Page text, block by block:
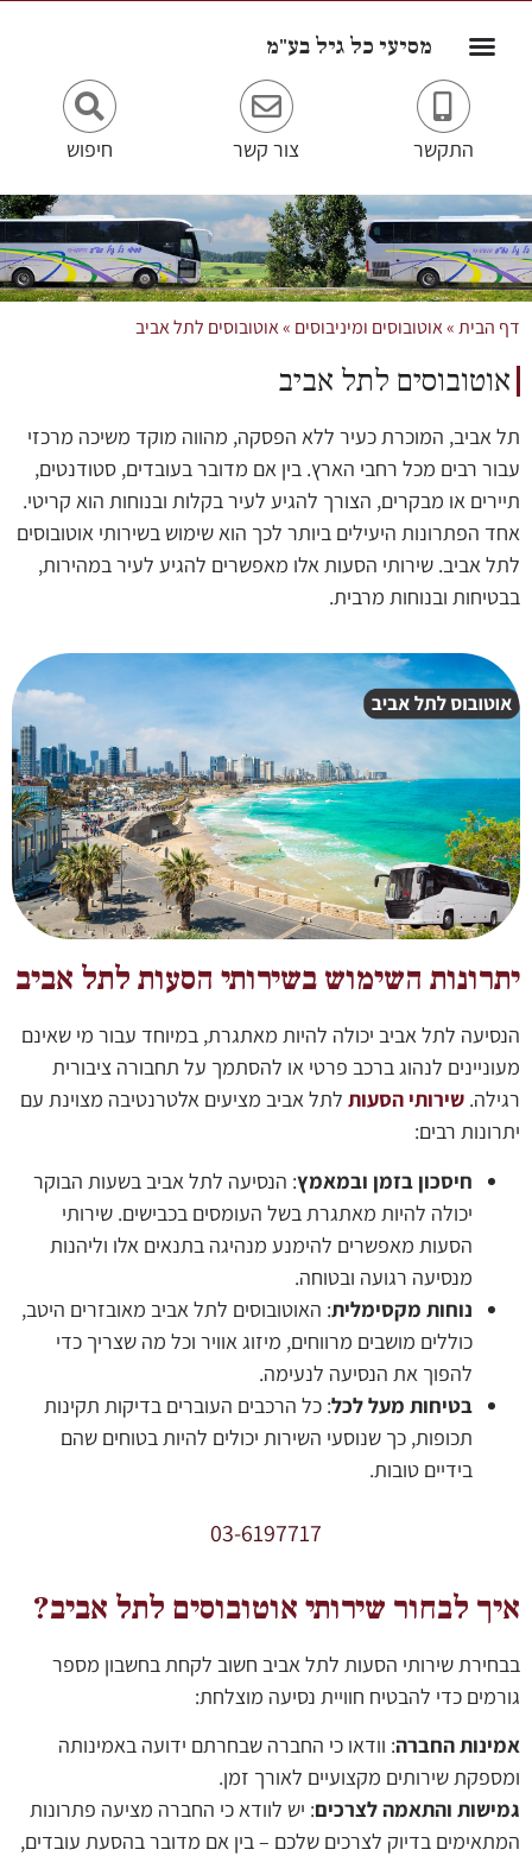
מסיעי כל גיל בע"מ
התקשר צור קשר חיפוש
דף הבית»אוטובוסים ומיניבוסים »אוטובוסים לתל אביב
אוטובוסים לתל אביב
תל אביב, המוכרת כעיר ללא הפסקה, מהווה מוקד משיכה מרכזי
עבור רבים מכל רחבי הארץ. בין אם מדובר בעובדים, סטודנטים,
תיירים או מבקרים, הצורך להגיע לעיר בקלות ובנוחות הוא קריטי.
אחד הפתרונות היעילים ביותר לכך הוא שימוש בשירותי אוטובוסים
לתל אביב. שירותי הסעות אלו מאפשרים להגיע לעיר במהירות,
בבטיחות ובנוחות מרבית.
יתרונות השימוש בשירותי הסעות לתל אביב
הנסיעה לתל אביב יכולה להיות מאתגרת, במיוחד עבור מי שאינם
מעוניינים לנהוג ברכב פרטי או להסתמך על תחבורה ציבורית
רגילה. שירותי הסעות לתל אביב מציעים אלטרנטיבה מצוינת עם
יתרונות רבים:
חיסכון בזמן ובמאמץ: הנסיעה לתל אביב בשעות הבוקר
יכולה להיות מאתגרת בשל העומסים בכבישים. שירותי
הסעות מאפשרים להימנע מנהיגה בתנאים אלו וליהנות
מנסיעה רגועה ובטוחה.
נוחות מקסימלית: האוטובוסים לתל אביב מאובזרים היטב,
כוללים מושבים מרווחים, מיזוג אוויר וכל מה שצריך כדי
להפוך את הנסיעה לנעימה.
בטיחות מעל לכל: כל הרכבים העוברים בדיקות תקינות
תכופות, כך שנוסעי השירות יכולים להיות בטוחים שהם
בידיים טובות.
03-6197717
איך לבחור שירותי אוטובוסים לתל אביב?
בבחירת שירותי הסעות לתל אביב חשוב לקחת בחשבון מספר
גורמים כדי להבטיח חוויית נסיעה מוצלחת:
אמינות החברה: וודאו כי החברה שבחרתם ידועה באמינותה
ומספקת שירותים מקצועיים לאורך זמן.
גמישות והתאמה לצרכים: יש לוודא כי החברה מציעה פתרונות
המתאימים בדיוק לצרכים שלכם – בין אם מדובר בהסעת עובדים,